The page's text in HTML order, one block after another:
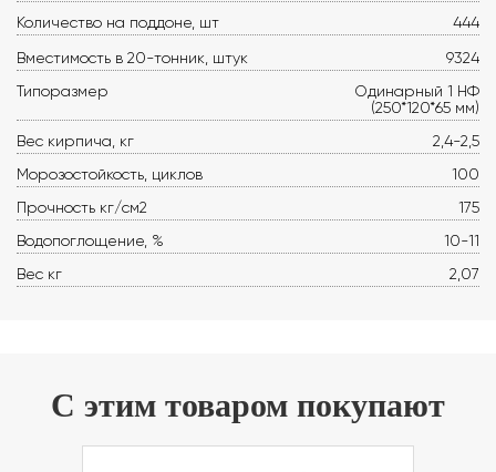
Количество на поддоне, шт
444
Вместимость в 20-тонник, штук
9324
Типоразмер
Одинарный 1 НФ
(250*120*65 мм)
Вес кирпича, кг
2,4-2,5
Морозостойкость, циклов
100
Прочность кг/см2
175
Водопоглощение, %
10-11
Вес кг
2,07
С этим товаром покупают